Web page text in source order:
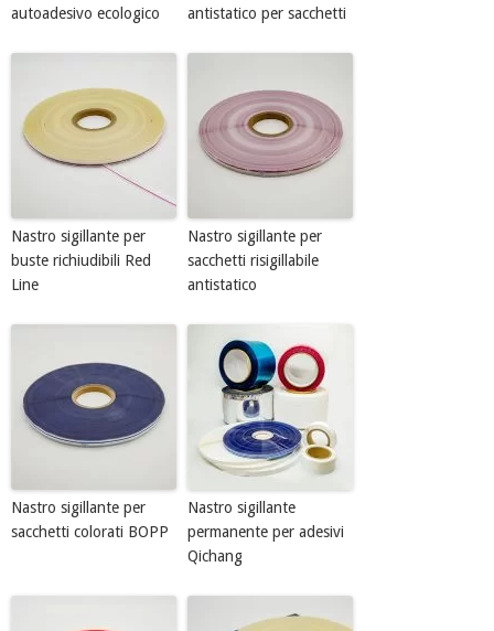
autoadesivo ecologico
antistatico per sacchetti
Nastro sigillante per
buste richiudibili Red
Line
Nastro sigillante per
sacchetti risigillabile
antistatico
Nastro sigillante per
sacchetti colorati BOPP
Nastro sigillante
permanente per adesivi
Qichang